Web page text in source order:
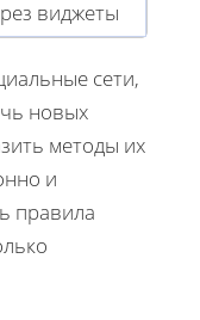
виджеты
сети,
новых
методы их
и
правила